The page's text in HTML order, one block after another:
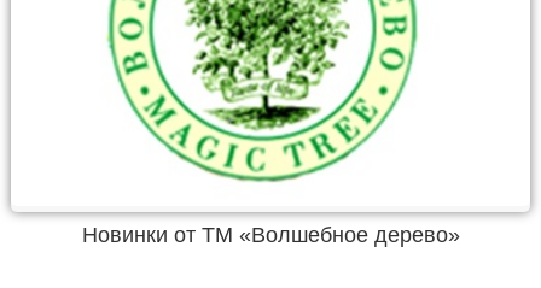
Новинки от ТМ «Волшебное дерево»